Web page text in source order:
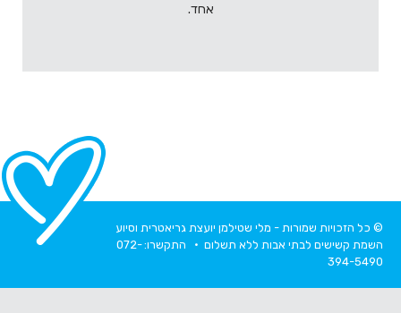
אחד.
© כל הזכויות שמורות - מלי שטילמן יועצת גריאטרית וסיוע
השמת קשישים לבתי אבות ללא תשלום • התקשרו:072-
394-5490